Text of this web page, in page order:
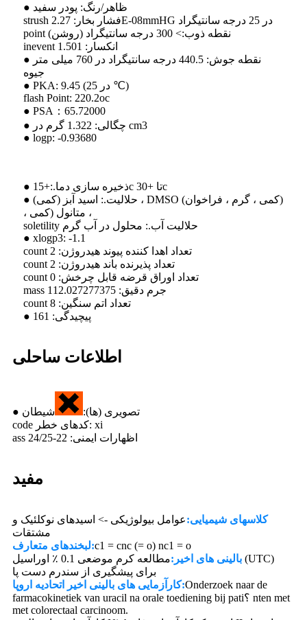
● ظاهر/رنگ: پودر سفید
strush فشار بخار: 2.27E-08mmHG در 25 درجه سانتیگراد
point نقطه ذوب:> 300 درجه سانتیگراد (روشن)
inevent انکسار: 1.501
● نقطه جوش: 440.5 درجه سانتیگراد در 760 میلی متر
جیوه
● PKA: 9.45 (در 25 ℃)
flash Point: 220.2oc
● PSA ： 65.72000
● چگالی: 1.322 گرم در cm3
● logp: -0.93680
● ذخیره سازی دما.:+15c تا +30c
● حلالیت.: اسید آبز (کمی) ، DMSO (کمی ، گرم ، فراخوان)
، متانول (کمی ،
soletility حلالیت آب.: محلول در آب گرم
● xlogp3: -1.1
count تعداد اهدا کننده پیوند هیدروژن: 2
count تعداد پذیرنده باند هیدروژن: 2
count تعداد اوراق قرضه قابل چرخش: 0
mass جرم دقیق: 112.027277375
count تعداد اتم سنگین: 8
● پیچیدگی: 161
اطلاعات ساحلی
● تصویری (ها):
شیطان
code کدهای خطر: xi
ass اظهارات ایمنی: 22-24/25
مفید
کلاسهای شیمیایی:عوامل بیولوژیکی -> اسیدهای نوکلئیک و
مشتقات
لبخندهای متعارف:c1 = cnc (= o) nc1 = o
بالینی های اخیر:
مطالعه کرم موضعی 0.1 ٪ اوراسیل (UTC)
برای پیشگیری از سندرم دست پا
کارآزمایی های بالینی اخیر اتحادیه اروپا:Onderzoek naar de
farmacokinetiek van uracil na orale toediening bij pati؟ nten met
met colorectaal carcinoom.